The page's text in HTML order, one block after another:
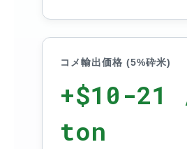
コメ輸出価格 (5%砕米)
+$10-21
ton